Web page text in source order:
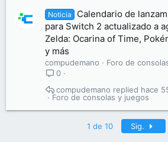
Noticia
Calendario de
para Switch 2 actualizado a
Zelda: Ocarina of Time,
y más
compudemano
Foro de
0
Foro de consolas y juegos
hace
compudemano
1 de 10 Sig.